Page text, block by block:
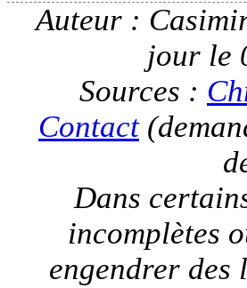
Auteur :
jour le
Sources :
Contact
Dans
incomplètes
engendrer des